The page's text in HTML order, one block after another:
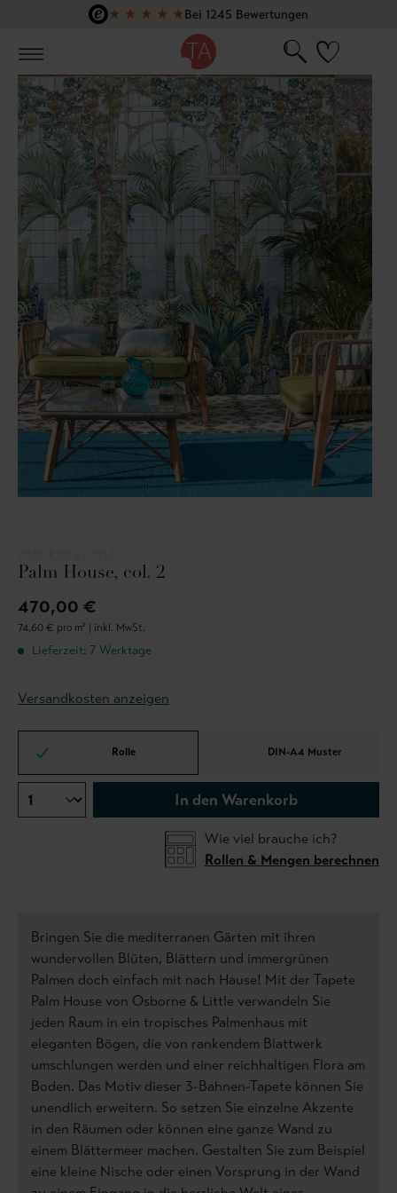
Zum Hauptinhalt springen
★ ★ ★ ★ ★Bei 1245 Bewertungen
Palm House, col. 2
470,00 €
74,60 € pro m² | inkl. MwSt.
Lieferzeit: 7 Werktage
Versandkosten anzeigen
Rolle DIN-A4 Muster
In den Warenkorb
Wie viel brauche ich?
Rollen & Mengen berechnen
Bringen Sie die mediterranen Gärten mit ihren
wundervollen Blüten, Blättern und immergrünen
Palmen doch einfach mit nach Hause! Mit der Tapete
Palm House von Osborne & Little verwandeln Sie
jeden Raum in ein tropisches Palmenhaus mit
eleganten Bögen, die von rankendem Blattwerk
umschlungen werden und einer reichhaltigen Flora am
Boden. Das Motiv dieser 3-Bahnen-Tapete können Sie
unendlich erweitern. So setzen Sie einzelne Akzente
in den Räumen oder können eine ganze Wand zu
einem Blättermeer machen. Gestalten Sie zum Beispiel
eine kleine Nische oder einen Vorsprung in der Wand